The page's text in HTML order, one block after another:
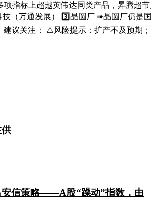
指标上超越英伟达同类产品，昇腾超
（万通发展） 3️⃣晶圆厂 ➠晶圆厂仍
议关注： ⚠️风险提示：扩产不及预期
安信策略——A股“躁动”指数，由